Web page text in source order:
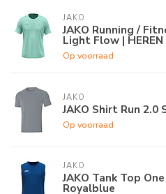
JAKO
JAKO Running /
Light Flow |
Op voorraad
JAKO
JAKO Shirt Run 2.0
Op voorraad
JAKO
JAKO Tank Top
Royalblue